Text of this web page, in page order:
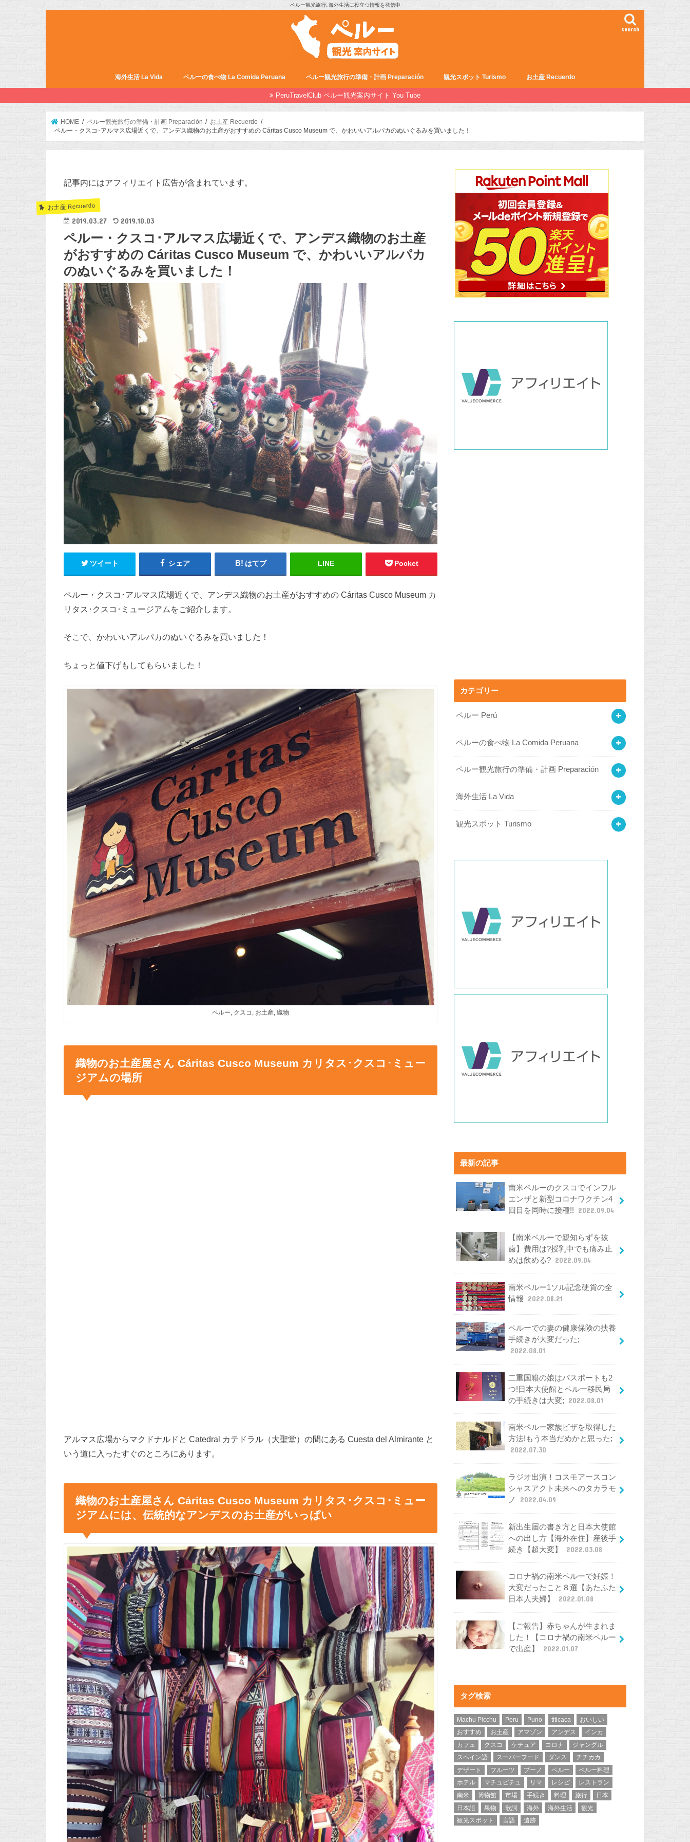
ペルー観光旅行､海外生活に役立つ情報を発信中
search
海外生活 La Vida ペルーの食べ物 La Comida Peruana ペルー観光旅行の準備・計画 Preparación 観光スポット Turismo お土産 Recuerdo
PeruTravelClub ペルー観光案内サイト You Tube
HOME ペルー観光旅行の準備・計画 Preparación
お土産 Recuerdo
ペルー・クスコ･アルマス広場近くで、アンデス織物のお土産がおすすめの Cáritas Cusco Museum で、かわいいアルパカのぬいぐるみを買いました！
記事内にはアフィリエイト広告が含まれています。
お土産 Recuerdo
2019.03.27 2019.10.03
ペルー・クスコ･アルマス広場近くで、アンデス織物のお土産
がおすすめの Cáritas Cusco Museum で、かわいいアルパカ
のぬいぐるみを買いました！
ツイート シェア はてブ LINE Pocket
ペルー・クスコ･アルマス広場近くで、アンデス織物のお土産がおすすめの Cáritas Cusco Museum カ
リタス･クスコ･ミュージアムをご紹介します。
そこで、かわいいアルパカのぬいぐるみを買いました！
ちょっと値下げもしてもらいました！
ペルー, クスコ, お土産, 織物
織物のお土産屋さん Cáritas Cusco Museum カリタス･クスコ･ミュー
ジアムの場所
アルマス広場からマクドナルドと Catedral カテドラル（大聖堂）の間にある Cuesta del Almirante と
いう道に入ったすぐのところにあります。
織物のお土産屋さん Cáritas Cusco Museum カリタス･クスコ･ミュー
ジアムには、伝統的なアンデスのお土産がいっぱい
カテゴリー
ペルー Perú
ペルーの食べ物 La Comida Peruana
ペルー観光旅行の準備・計画 Preparación
海外生活 La Vida
観光スポット Turismo
最新の記事
南米ペルーのクスコでインフル
エンザと新型コロナワクチン4
回目を同時に接種!!
2022.09.04
【南米ペルーで親知らずを抜
歯】費用は?授乳中でも痛み止
めは飲める? 2022.09.04
南米ペルー1ソル記念硬貨の全
情報
2022.08.21
ペルーでの妻の健康保険の扶養
手続きが大変だった;
2022.08.01
二重国籍の娘はパスポートも2
つ!日本大使館とペルー移民局
の手続きは大変;
2022.08.01
南米ペルー家族ビザを取得した
方法!もう本当だめかと思った;
2022.07.30
ラジオ出演！コスモアースコン
シャスアクト未来へのタカラモ
ノ
2022.04.09
新出生届の書き方と日本大使館
への出し方【海外在住】産後手
続き【超大変】
2022.03.08
コロナ禍の南米ペルーで妊娠！
大変だったこと８選【あたふた
日本人夫婦】
2022.01.08
【ご報告】赤ちゃんが生まれま
した！【コロナ禍の南米ペルー
で出産】
2022.01.07
タグ検索
Machu Picchu Peru Puno titicaca
おいしい
おすすめ
お土産 アマゾン アンデス
インカ
カフェ
クスコ ケチュア コロナ
ジャングル
スペイン語
スーパーフード ダンス
チチカカ
デザート
フルーツ プーノ ペルー
ペルー料理
ホテル
マチュピチュ リマ レシピ
レストラン
南米
博物館 市場 手続き 料理 旅行
日本
日本語
果物 歌詞 海外 海外生活
観光
観光スポット
言語 遺跡